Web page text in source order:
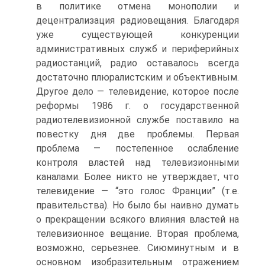
в политике отмена монополии и
децентрализация радиовещания. Благодаря
уже существующей конкуренции
административных служб и периферийных
радиостанций, радио оставалось всегда
достаточно плюралистским и объективным.
Другое дело — телевидение, которое после
реформы 1986 г. о государственной
радиотелевизионной службе поставило на
повестку дня две проблемы. Первая
проблема — постепенное ослабление
контроля властей над телевизионными
каналами. Более никто не утверждает, что
телевидение — “это голос Франции” (т.е.
правительства). Но было бы наивно думать
о прекращении всякого влияния властей на
телевизионное вещание. Вторая проблема,
возможно, серьезнее. Сиюминутным и в
основном изобразительным отражением